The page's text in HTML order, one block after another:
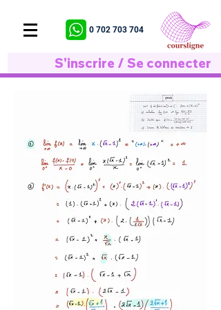
0 702 703 704
S'inscrire / Se connecter